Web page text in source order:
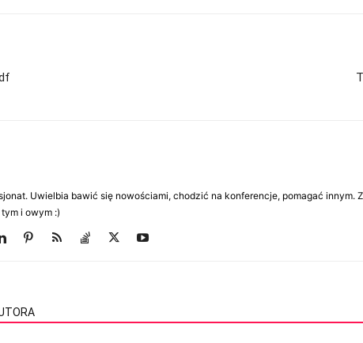
Uwielbia bawić się nowościami, chodzić na konferencje, pomagać
i owym :)